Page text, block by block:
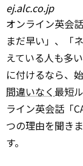
ej.alc.co.jp
オンライン英会
まだ早い」、「
えている人も多
に付けるなら、
間違いなく最短
ライン英会話「
つの理由を聞き
す。